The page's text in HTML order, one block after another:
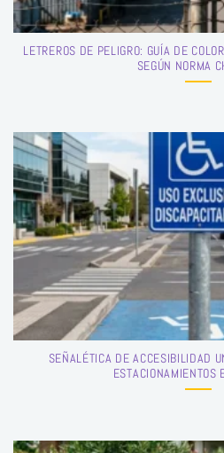
LETREROS DE PELIGRO: GUÍA DE
SEGÚN NORMA
SEÑALÉTICA DE ACCESIBILIDAD
ESTACIONAMIENTOS